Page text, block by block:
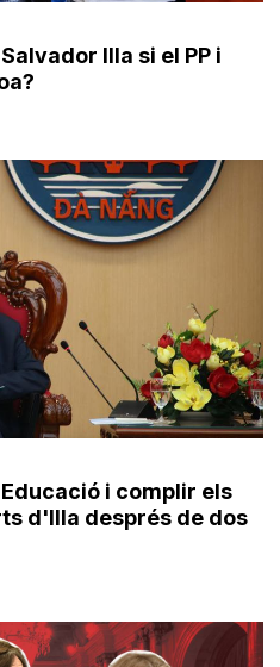
Illa si el PP i
i complir els
d'Illa després de dos